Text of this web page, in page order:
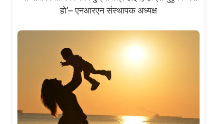
हो’– एनआरएन संस्थापक अध्यक्ष